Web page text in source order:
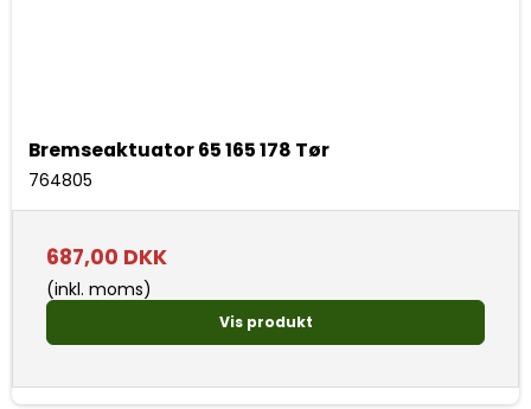
Bremseaktuator 65 165 178 Tør
764805
687,00 DKK
(inkl. moms)
Vis produkt